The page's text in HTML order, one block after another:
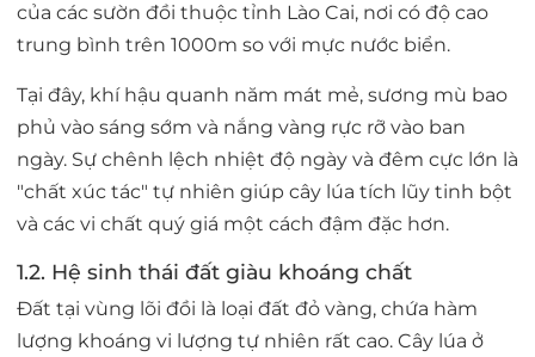
của các sườn đồi thuộc tỉnh Lào Cai, nơi có độ cao
trung bình trên 1000m so với mực nước biển.
Tại đây, khí hậu quanh năm mát mẻ, sương mù bao
phủ vào sáng sớm và nắng vàng rực rỡ vào ban
ngày. Sự chênh lệch nhiệt độ ngày và đêm cực lớn là
"chất xúc tác" tự nhiên giúp cây lúa tích lũy tinh bột
và các vi chất quý giá một cách đậm đặc hơn.
1.2. Hệ sinh thái đất giàu khoáng chất
Đất tại vùng lõi đồi là loại đất đỏ vàng, chứa hàm
lượng khoáng vi lượng tự nhiên rất cao. Cây lúa ở